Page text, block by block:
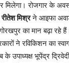
मिलेगा। रोजगार के
रीतेश मिश्रने आइफा
का मान बढ़ा रहे
ने रविकिशन का
के उपाध्यक्ष भूपेंद्र